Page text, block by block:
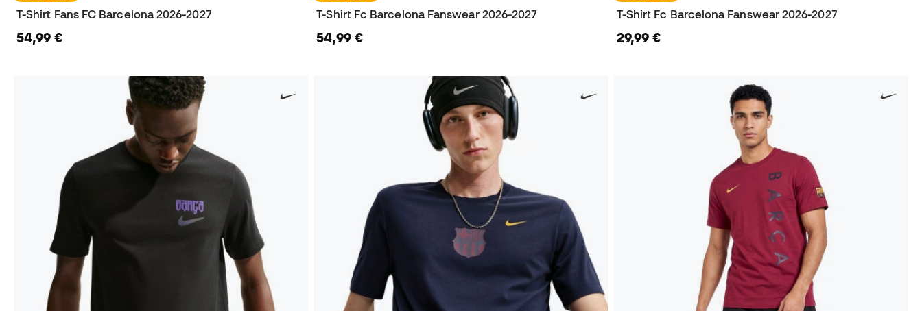
T-Shirt Fans FC Barcelona 2026-2027
54,99 €
T-Shirt Fc Barcelona Fanswear 2026-2027
54,99 €
T-Shirt Fc Barcelona Fanswear 2026-2027
29,99 €